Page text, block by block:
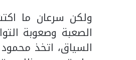
ولكن سرعان ما
الصعبة وصعوبة
السياق، اتخذ محمود